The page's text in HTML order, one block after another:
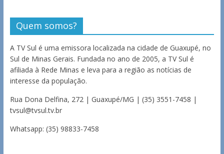
Quem somos?
A TV Sul é uma emissora localizada na cidade de Guaxupé, no
Sul de Minas Gerais. Fundada no ano de 2005, a TV Sul é
afiliada à Rede Minas e leva para a região as notícias de
interesse da população.
Rua Dona Delfina, 272 | Guaxupé/MG | (35) 3551-7458 |
tvsul@tvsul.tv.br
Whatsapp: (35) 98833-7458